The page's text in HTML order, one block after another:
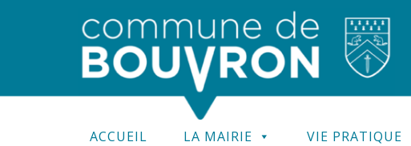
ACCUEIL LA MAIRIE VIE PRATIQUE